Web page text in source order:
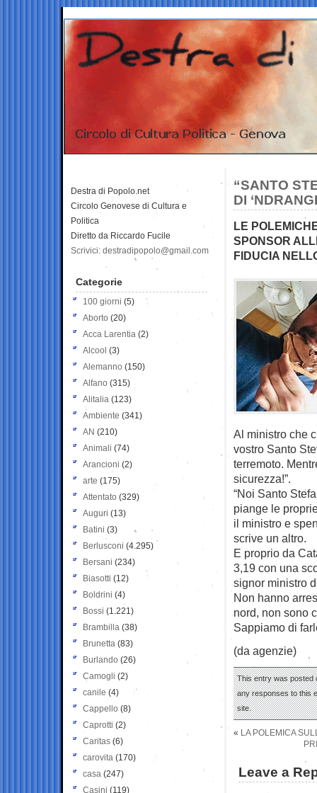
“SANTO
DI
LE
SPONSOR
FIDUCIA
Al ministro che
vostro Santo
terremoto.
sicurezza!”.
“Noi Santo
piange le
il ministro e
scrive un altro.
E proprio da
3,19 con una
signor ministro
Non hanno
nord, non sono
Sappiamo di
(da agenzie)
This entry was posted
any responses to this
site.
« LA POLEMICA
Leave a
Destra di Popolo.net
Circolo Genovese di Cultura e
Politica
Diretto da Riccardo Fucile
Scrivici: destradipopolo@gmail.com
Categorie
100 giorni (5)
Aborto (20)
Acca Larentia (2)
Alcool (3)
Alemanno (150)
Alfano (315)
Alitalia (123)
Ambiente (341)
AN (210)
Animali (74)
Arancioni (2)
arte (175)
Attentato (329)
Auguri (13)
Batini (3)
Berlusconi (4.295)
Bersani (234)
Biasotti (12)
Boldrini (4)
Bossi (1.221)
Brambilla (38)
Brunetta (83)
Burlando (26)
Camogli (2)
canile (4)
Cappello (8)
Caprotti (2)
Caritas (6)
carovita (170)
casa (247)
Casini (119)